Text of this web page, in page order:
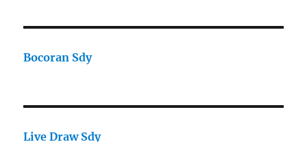
Bocoran Sdy
Live Draw Sdy